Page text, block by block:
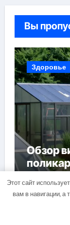
Вы
Здоровье
Обзор
4 и 6 мм
Этот сайт
вам в навигации, а